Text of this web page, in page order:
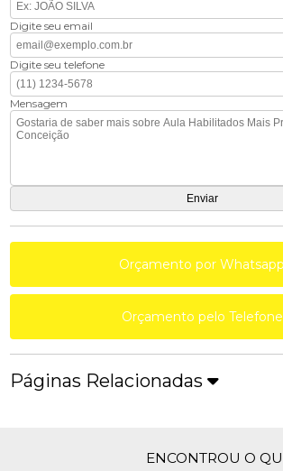
Digite seu email
Digite seu telefone
Mensagem
Orçamento por Whatsapp
Orçamento pelo Telefone
Páginas Relacionadas
ENCONTROU O